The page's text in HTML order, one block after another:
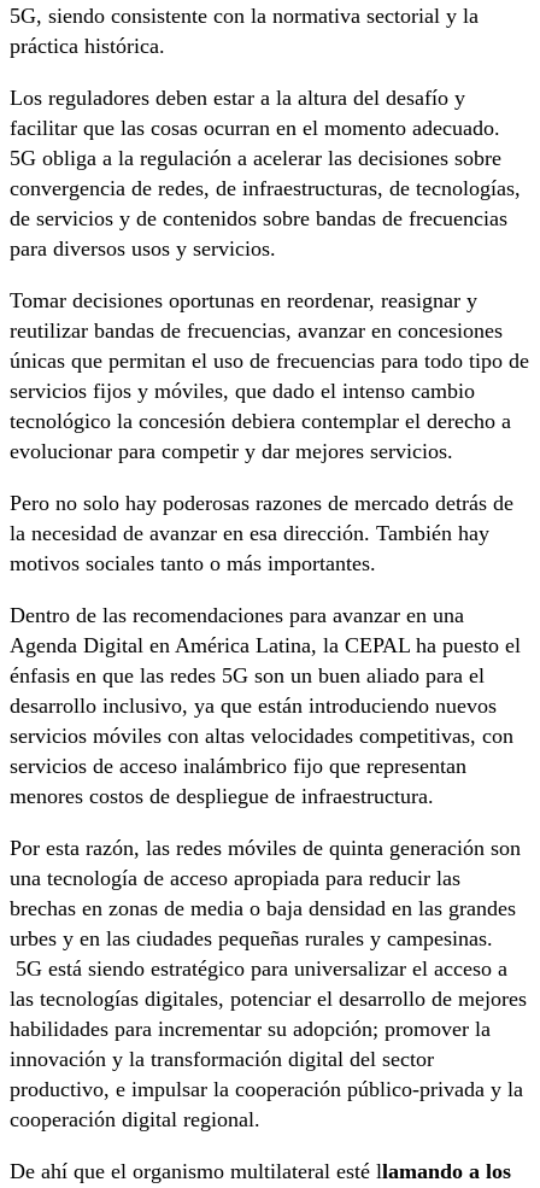
5G, siendo consistente con la normativa sectorial y la
práctica histórica.
Los reguladores deben estar a la altura del desafío y
facilitar que las cosas ocurran en el momento adecuado.
5G obliga a la regulación a acelerar las decisiones sobre
convergencia de redes, de infraestructuras, de tecnologías,
de servicios y de contenidos sobre bandas de frecuencias
para diversos usos y servicios.
Tomar decisiones oportunas en reordenar, reasignar y
reutilizar bandas de frecuencias, avanzar en concesiones
únicas que permitan el uso de frecuencias para todo tipo de
servicios fijos y móviles, que dado el intenso cambio
tecnológico la concesión debiera contemplar el derecho a
evolucionar para competir y dar mejores servicios.
Pero no solo hay poderosas razones de mercado detrás de
la necesidad de avanzar en esa dirección. También hay
motivos sociales tanto o más importantes.
Dentro de las recomendaciones para avanzar en una
Agenda Digital en América Latina, la CEPAL ha puesto el
énfasis en que las redes 5G son un buen aliado para el
desarrollo inclusivo, ya que están introduciendo nuevos
servicios móviles con altas velocidades competitivas, con
servicios de acceso inalámbrico fijo que representan
menores costos de despliegue de infraestructura.
Por esta razón, las redes móviles de quinta generación son
una tecnología de acceso apropiada para reducir las
brechas en zonas de media o baja densidad en las grandes
urbes y en las ciudades pequeñas rurales y campesinas.
5G está siendo estratégico para universalizar el acceso a
las tecnologías digitales, potenciar el desarrollo de mejores
habilidades para incrementar su adopción; promover la
innovación y la transformación digital del sector
productivo, e impulsar la cooperación público-privada y la
cooperación digital regional.
De ahí que el organismo multilateral esté llamando a los